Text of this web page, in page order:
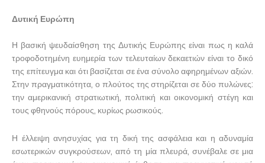
Δυτική Ευρώπη
Η βασική ψευδαίσθηση της Δυτικής Ευρώπης είναι πως η καλά
τροφοδοτημένη ευημερία των τελευταίων δεκαετιών είναι το δικό
της επίτευγμα και ότι βασίζεται σε ένα σύνολο αφηρημένων αξιών.
Στην πραγματικότητα, ο πλούτος της στηρίζεται σε δύο πυλώνες:
την αμερικανική στρατιωτική, πολιτική και οικονομική στέγη και
τους φθηνούς πόρους, κυρίως ρωσικούς.
Η έλλειψη ανησυχίας για τη δική της ασφάλεια και η αδυναμία
εσωτερικών συγκρούσεων, από τη μία πλευρά, συνέβαλε σε μια